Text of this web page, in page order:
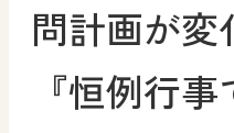
問計画が
『恒例行